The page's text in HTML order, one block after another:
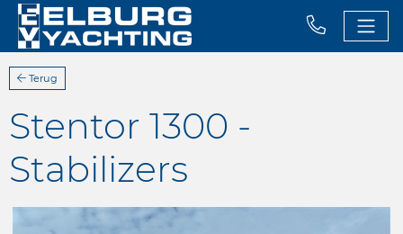
Terug
Stentor 1300 -
Stabilizers